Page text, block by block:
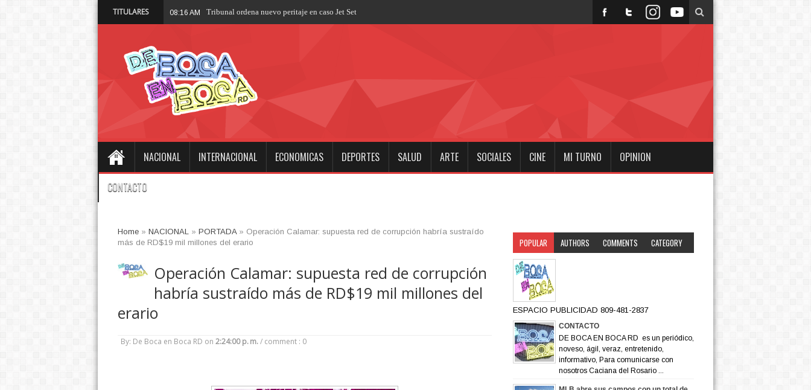
TITULARES 08:07 AM Tru
NACIONAL INTERNACIONAL ECONOMICAS DEPORTES SALUD ARTE SOCIALES CINE MI TURNO OPINION
CONTACTO
Home» NACIONAL» PORTADA» Operación Calamar: supuesta red de corrupción habría sustraído
más de RD$19 mil millones del erario
Operación Calamar: supuesta red de corrupción
habría sustraído más de RD$19 mil millones del
erario
By: De Boca en Boca RD on 2:24:00 p. m. / comment : 0
POPULAR AUTHORS COMMENTS CATEGORY
ESPACIO PUBLICIDAD 809-481-2837
CONTACTO
DE BOCA EN BOCA RD es un periódico,
noveso, ágil, veraz, entretenido,
informativo, Para comunicarse con
nosotros Caciana del Rosario ...